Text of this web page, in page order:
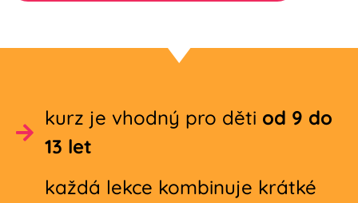
kurz je vhodný pro děti od 9 do
13 let
každá lekce kombinuje krátké